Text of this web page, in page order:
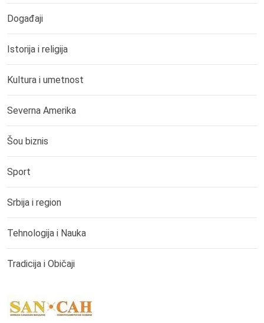
Događaji
Istorija i religija
Kultura i umetnost
Severna Amerika
Šou biznis
Sport
Srbija i region
Tehnologija i Nauka
Tradicija i Običaji